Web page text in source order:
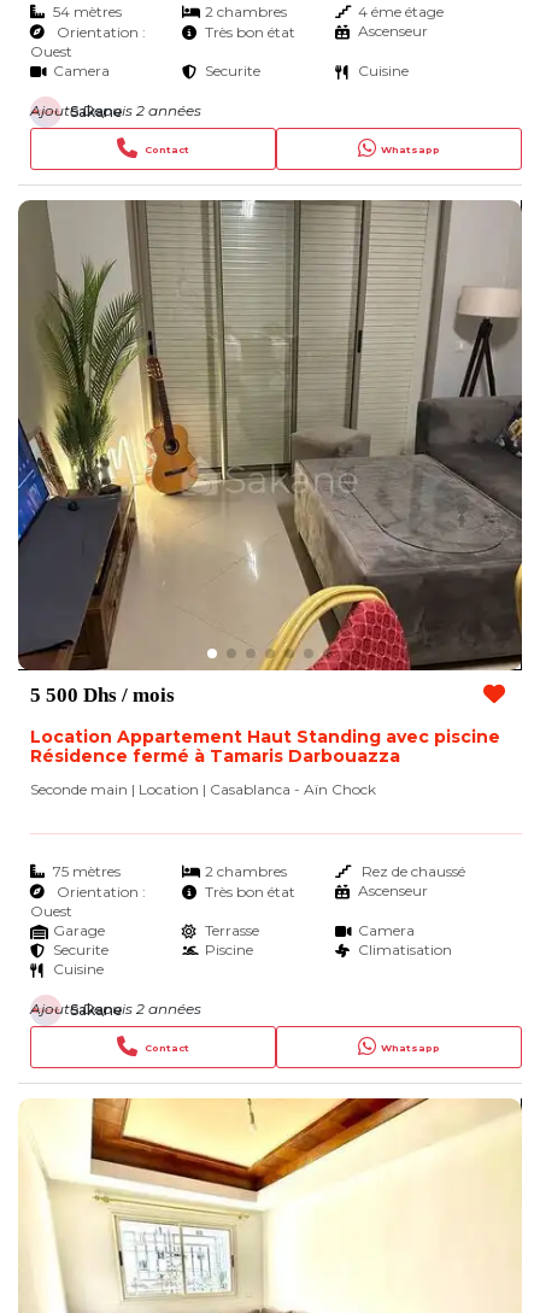
54 mètres 2 chambres
4 éme étage
Orientation :
Ouest
Très bon état Ascenseur
Camera Securite Cuisine
Sakane
Contact Whatsapp
Ajouté Depuis 2 années
5 500 Dhs / mois
Location Appartement Haut Standing avec piscine
Résidence fermé à Tamaris Darbouazza
Seconde main | Location | Casablanca - Aïn Chock
75 mètres 2 chambres
Rez de chaussé
Orientation :
Ouest
Très bon état Ascenseur
Garage Terrasse
Camera
Securite
Piscine
Climatisation
Cuisine
Sakane
Contact Whatsapp
Ajouté Depuis 2 années